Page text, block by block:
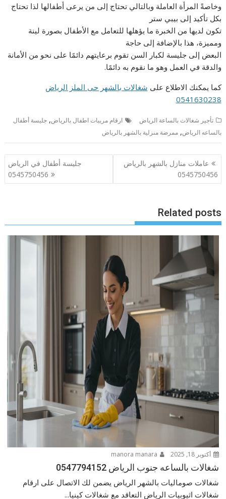
وخاصةً المرأة العاملة وبالتالي تحتاج إلى من يرعى أطفالها لذا تحتاج
بكل تأكيد إلى بيبي ستر
تكون لديها من الخبرة ما يؤهلها للتعامل مع الأطفال بصورة لينة
ومميزة، هذا بالإضافة إلى حاجة
البعض إلى جليسة لكبار السن تقوم برعايتهم دائمًا على نحو من الأمانة
والدقة في العمل وهو ما نقوم به دائمًا.
كما يمكنك الاطلاع على شغالات بالشهر حى الملز الرياض
0541630238
تأجير شغالات بالساعة الرياض ارقام مربيات اطفال بالرياض,جليسة أطفال
بالساعه الرياض,ممرضة منزلية بالشهر بالرياض
تصفّح
المقالات
عاملات منازل بالشهر بالرياض
0545750456
جليسة أطفال في الرياض
0545750456
Related posts
أكتوبر 18, 2025
شغالات بالساعه جنوب الرياض 0547794152
شغالات صوماليات بالشهر الرياض يضمن لك الاتصال على ارقام
شغالات اثيوبيات الرياض التعاقد مع شغالات كينيا...